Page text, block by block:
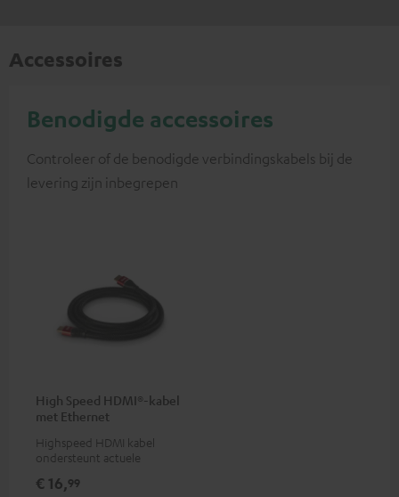
Accessoires
Benodigde accessoires
Controleer of de benodigde verbindingskabels bij de
levering zijn inbegrepen
High Speed HDMI®-kabel
met Ethernet
Highspeed HDMI kabel
ondersteunt actuele
4K 3D
€ 16,99